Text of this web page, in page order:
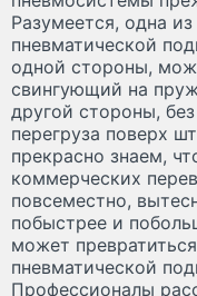
Разумеется, одна
пневматической
одной стороны,
свингующий на
другой стороны,
перегруза поверх
прекрасно знаем,
коммерческих
повсеместно,
побыстрее и
может
пневматической
Профессионалы